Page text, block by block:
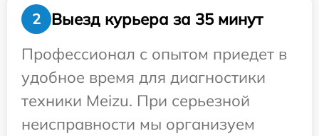
2
Выезд курьера за 35 минут
Профессионал с опытом приедет в
удобное время для диагностики
техники Meizu. При серьезной
неисправности мы организуем